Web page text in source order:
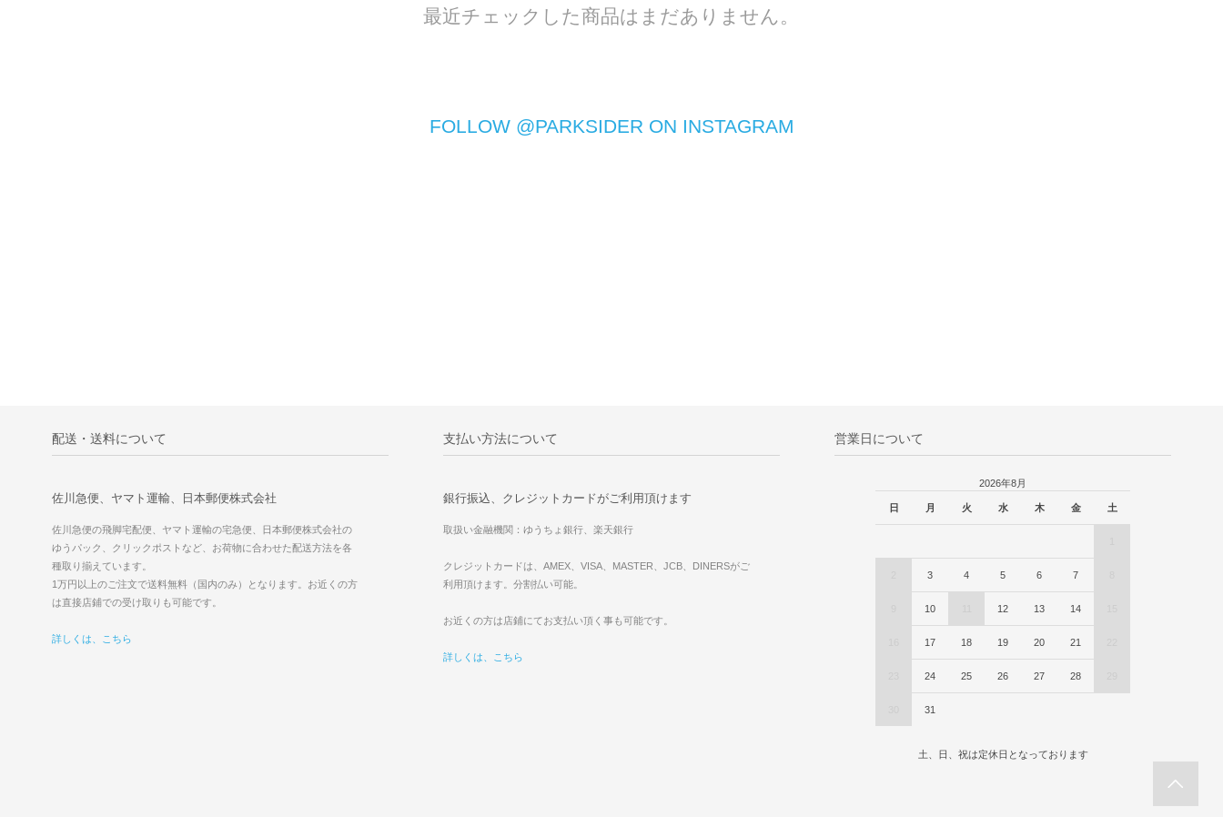
最近チェックした商品はまだありません。
FOLLOW @PARKSIDER ON INSTAGRAM
配送・送料について
佐川急便、ヤマト運輸、日本郵便株式会社
佐川急便の飛脚宅配便、ヤマト運輸の宅急便、日本郵便株式会社の
ゆうパック、クリックポストなど、お荷物に合わせた配送方法を各
種取り揃えています。
1万円以上のご注文で送料無料（国内のみ）となります。お近くの方
は直接店鋪での受け取りも可能です。
詳しくは、こちら
支払い方法について
銀行振込、クレジットカードがご利用頂けます
取扱い金融機関：ゆうちょ銀行、楽天銀行
クレジットカードは、AMEX、VISA、MASTER、JCB、DINERSがご
利用頂けます。分割払い可能。
お近くの方は店鋪にてお支払い頂く事も可能です。
詳しくは、こちら
営業日について
2026年8月
日 月 火 水 木 金 土
3 4 5 6 7
10 12 13 14
17 18 19 20 21
24 25 26 27 28
31
土、日、祝は定休日となっております